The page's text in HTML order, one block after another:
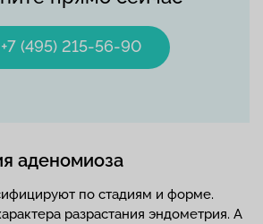
+7 (495) 215-56-90
аденомиоза
по стадиям и форме.
разрастания эндометрия. А